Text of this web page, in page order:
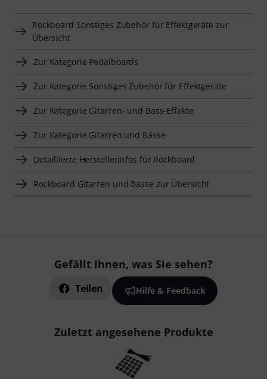
Rockboard Sonstiges Zubehör für Effektgeräte zur
Übersicht
Zur Kategorie Pedalboards
Zur Kategorie Sonstiges Zubehör für Effektgeräte
Zur Kategorie Gitarren- und Bass-Effekte
Zur Kategorie Gitarren und Bässe
Detaillierte Herstellerinfos für Rockboard
Rockboard Gitarren und Bässe zur Übersicht
Gefällt Ihnen, was Sie sehen?
Teilen Hilfe & Feedback
Zuletzt angesehene Produkte